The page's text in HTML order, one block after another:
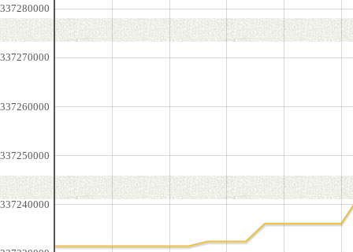
337240000
337250000
337260000
337270000
337280000